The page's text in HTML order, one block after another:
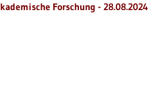
Forschung - 28.08.2024